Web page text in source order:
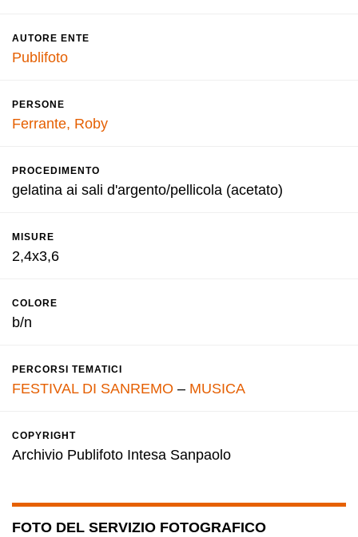
AUTORE ENTE
Publifoto
PERSONE
Ferrante, Roby
PROCEDIMENTO
gelatina ai sali d'argento/pellicola (acetato)
MISURE
2,4x3,6
COLORE
b/n
PERCORSI TEMATICI
FESTIVAL DI SANREMO – MUSICA
COPYRIGHT
Archivio Publifoto Intesa Sanpaolo
FOTO DEL SERVIZIO FOTOGRAFICO